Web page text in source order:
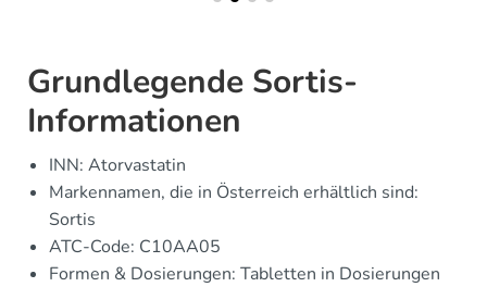
Grundlegende Sortis-
Informationen
INN: Atorvastatin
Markennamen, die in Österreich erhältlich sind:
Sortis
ATC-Code: C10AA05
Formen & Dosierungen: Tabletten in Dosierungen